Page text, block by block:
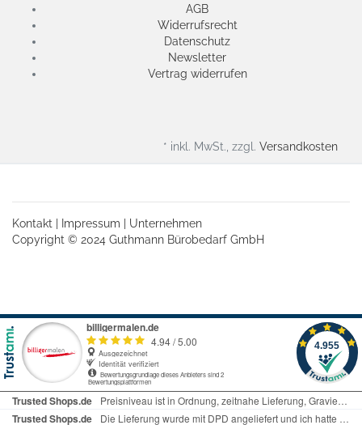
AGB
Widerrufsrecht
Datenschutz
Newsletter
Vertrag widerrufen
* inkl. MwSt., zzgl. Versandkosten
Kontakt Impressum
Unternehmen
Copyright © 2024 Guthmann Bürobedarf GmbH